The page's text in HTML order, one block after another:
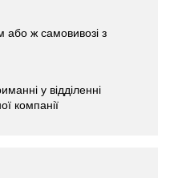
або ж самовивозі з
у відділенні
компанії